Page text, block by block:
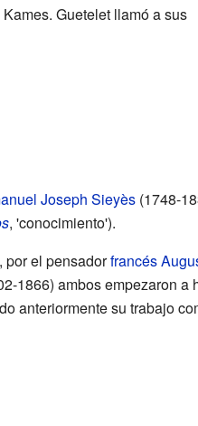
Guetelet llamó a sus
Joseph Sieyès(1748-
, 'conocimiento').
por el pensadorfrancés
1866) ambos empezaron a
anteriormente su trabajo